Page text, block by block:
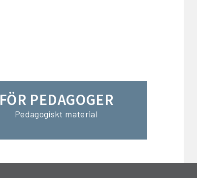
FÖR PEDAGOGER
Pedagogiskt material